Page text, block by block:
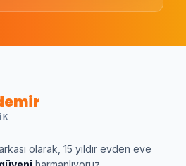
olarak, 15 yıldır evden eve